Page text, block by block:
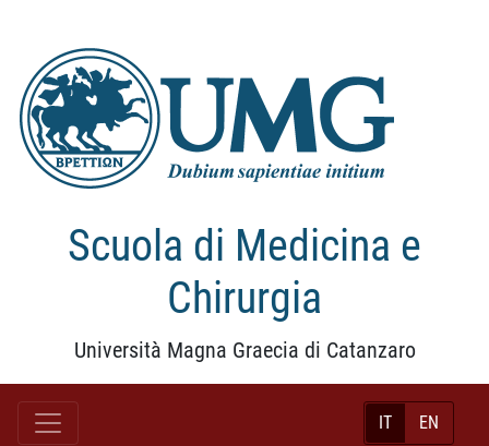
Scuola di Medicina e
Chirurgia
Università Magna Graecia di Catanzaro
IT EN